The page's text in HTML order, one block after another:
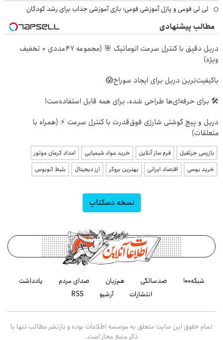
لی لی فومی و پازل آموزشی فومی؛ بازی آموزشی جذاب برای رشد کودکان
مطالب پیشنهادی
دریل دقیق با کنترل سرعت اتوماتیک 🎯 (مجموعه 47عددی + تخفیف
ویژه)
باکیفیت‌ترین دریل برای ایجاد سوراخ😱
🛠️ برای حرفه‌ای‌ها طراحی شده، برای همه قابل استفاده‌ست!
دریل و پیچ گوشتی شارژی فوق‌قدرت با کنترل سرعت ⚡ (همراه با
متعلقات)
بازرسی جرثقیل فرم ساز آنلاین خرید مواد شیمیایی
امداد کرمان موتور
خرید یوسی
اقتصاد ایرانی بهترین بروکر ارز دیجیتال بلیط اتوبوس
نسخه دسکتاپ
شبکه۱۰۰ صدسالگی هم‌زبان صدای مردم
یادداشت
انتشارات
آرشیو RSS
تمام حقوق این سایت متعلق به موسسه اطلاعات بوده و بازنشر مطالب تنها با
ذکر منبع مجاز است.